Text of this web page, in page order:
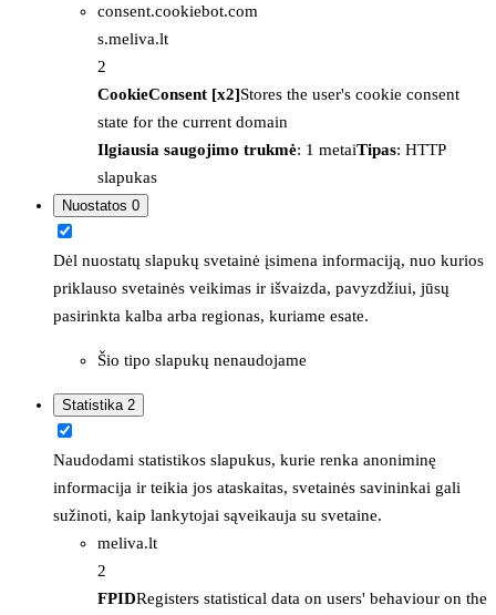
consent.cookiebot.com
s.meliva.lt
2
CookieConsent [x2]Stores the user's cookie consent
state for the current domain
Ilgiausia saugojimo trukmė: 1 metaiTipas: HTTP
slapukas
Nuostatos 0
Dėl nuostatų slapukų svetainė įsimena informaciją, nuo kurios
priklauso svetainės veikimas ir išvaizda, pavyzdžiui, jūsų
pasirinkta kalba arba regionas, kuriame esate.
Šio tipo slapukų nenaudojame
Statistika 2
Naudodami statistikos slapukus, kurie renka anoniminę
informacija ir teikia jos ataskaitas, svetainės savininkai gali
sužinoti, kaip lankytojai sąveikauja su svetaine.
meliva.lt
2
FPIDRegisters statistical data on users' behaviour on the